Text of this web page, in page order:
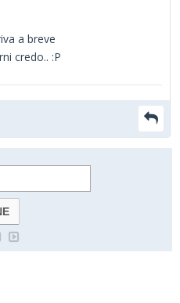
a breve
credo.. :P